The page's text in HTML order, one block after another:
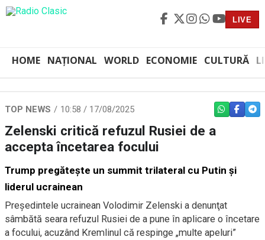
LIVE
HOME NAȚIONAL WORLD ECONOMIE CULTURĂ
TOP NEWS 10:58 / 17/08/2025 WHATSAPP
Zelenski critică refuzul Rusiei de a
accepta încetarea focului
Trump pregăteşte un summit trilateral cu Putin şi
liderul ucrainean
Preşedintele ucrainean Volodimir Zelenski a denunţat
sâmbătă seara refuzul Rusiei de a pune în aplicare o încetare
a focului, acuzând Kremlinul că respinge „multe apeluri”